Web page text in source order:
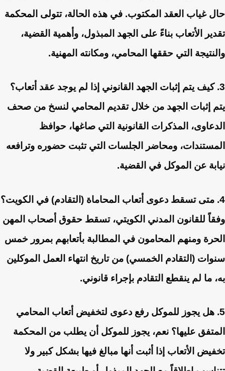
حال غياب العقد المكتوب. في هذه الحالة، تتولى المحكمة
تقدير الأتعاب بناءً على الجهد المبذول، وأهمية القضية،
والنتيجة التي حققها المحامي، ومكانته المهنية.
3. كيف يتم إثبات الجهد القانوني إذا لم يوجد عقد أتعاب؟
يتم إثبات الجهد من خلال تقديم المحامي لنسخ من صحف
الدعاوى، المذكرات القانونية التي صاغها، حوافظ
المستندات، ومحاضر الجلسات التي تثبت حضوره وترافعه
نيابة عن الموكل في القضية.
4. متى تسقط دعوى أتعاب المحاماة (التقادم) في الكويت؟
وفقاً للقانون المدني الكويتي، تسقط حقوق أصحاب المهن
الحرة ومنهم المحامون في المطالبة بأتعابهم بمرور خمس
سنوات (التقادم الخمسي) من تاريخ انتهاء العمل الموكلين
به، ما لم ينقطع التقادم بإجراء قانوني.
5. هل يجوز للموكل رفع دعوى لتخفيض أتعاب المحامي
المتفق عليها؟ نعم، يجوز للموكل أن يطلب من المحكمة
تخفيض الأتعاب إذا أثبت أنها مبالغ فيها بشكل كبير ولا